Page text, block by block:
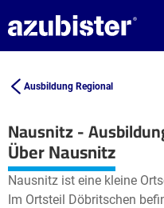
Ausbildung Regional
Nausnitz -
+
−
Über Nausnitz
Nausnitz ist eine kleine
Im Ortsteil Döbritschen